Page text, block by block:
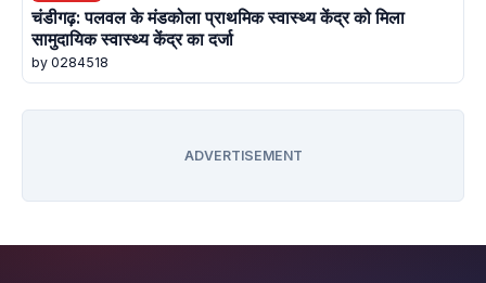
चंडीगढ़: पलवल के मंडकोला प्राथमिक स्वास्थ्य केंद्र को मिला
सामुदायिक स्वास्थ्य केंद्र का दर्जा
by 0284518
ADVERTISEMENT